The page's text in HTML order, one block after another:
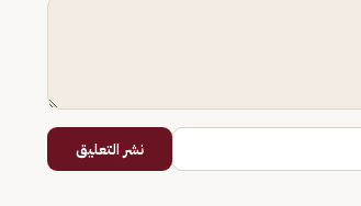
نشر التعليق